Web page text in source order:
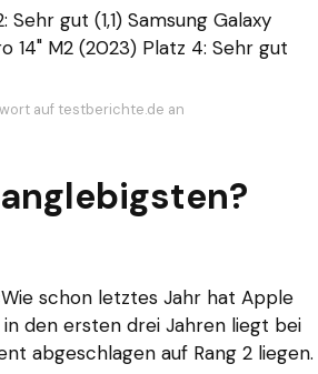
gut (1,1) Samsung Galaxy
14" M2 (2023) Platz 4: Sehr gut
auf testberichte.de an
schon letztes Jahr hat Apple
den ersten drei Jahren liegt bei
abgeschlagen auf Rang 2 liegen.